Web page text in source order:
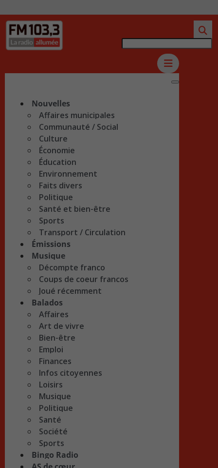
Nouvelles
Affaires municipales
Communauté / Social
Culture
Économie
Éducation
Environnement
Faits divers
Politique
Santé et bien-être
Sports
Transport / Circulation
Émissions
Musique
Décompte franco
Coups de coeur francos
Joué récemment
Balados
Affaires
Art de vivre
Bien-être
Emploi
Finances
Infos citoyennes
Loisirs
Musique
Politique
Santé
Société
Sports
Bingo Radio